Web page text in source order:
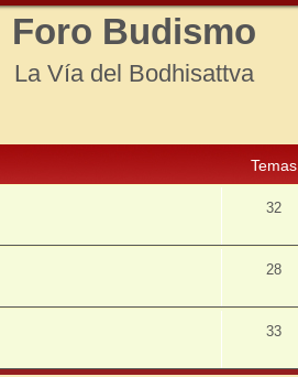
Foro Budismo
La Vía del Bodhisattva
Temas
32
28
33